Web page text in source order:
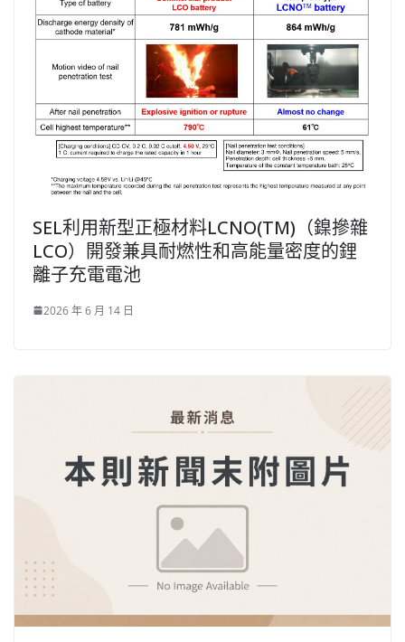
SEL利用新型正極材料LCNO(TM)（鎳摻雜
LCO）開發兼具耐燃性和高能量密度的鋰
離子充電電池
2026 年 6 月 14 日